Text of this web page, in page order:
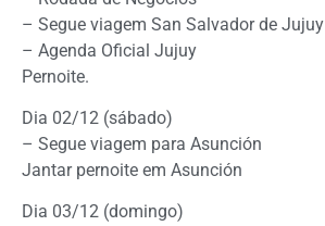
– Segue viagem San Salvador de Jujuy
– Agenda Oficial Jujuy
Pernoite.
Dia 02/12 (sábado)
– Segue viagem para Asunción
Jantar pernoite em Asunción
Dia 03/12 (domingo)